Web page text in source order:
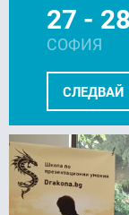
СЛЕДВАЙ
27 - 28
СОФИЯ